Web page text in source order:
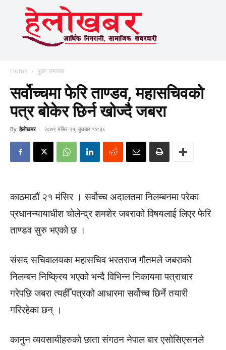
Home मुख्य समाचार
सर्वोच्चमा फेरि ताण्डव, महासचिवको
पत्र बोकेर छिर्न खोज्दै जबरा
By हेलाेखबर - २०७९ मंसिर २१, बुधबार १४:३८
काठमाडौं २१ मंसिर । सर्वोच्च अदालतमा निलम्बनमा परेका
प्रधानन्यायाधीश चोलेन्द्र शमशेर जबराको विषयलाई लिएर फेरि
ताण्डव सुरु भएको छ ।
संसद सचिवालयका महासचिव भरतराज गौतमले जबराको
निलम्बन निष्क्रिय भएको भन्दै विभिन्न निकायमा पत्राचार
गरेपछि जबरा त्यहीँ पत्रको आधारमा सर्वोच्च छिर्ने तयारी
गरिरहेका छन् ।
कानुन व्यवसायीहरुको छाता संगठन नेपाल बार एसोसिएसनले